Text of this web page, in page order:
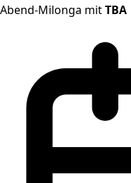
Abend-Milonga mitTBA